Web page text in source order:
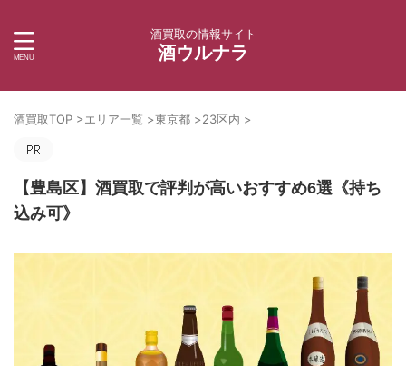
酒買取の情報サイト
酒ウルナラ
酒買取TOP >エリア一覧 >東京都 >23区内 >
【豊島区】酒買取で評判が高いおすすめ6選《持ち
込み可》